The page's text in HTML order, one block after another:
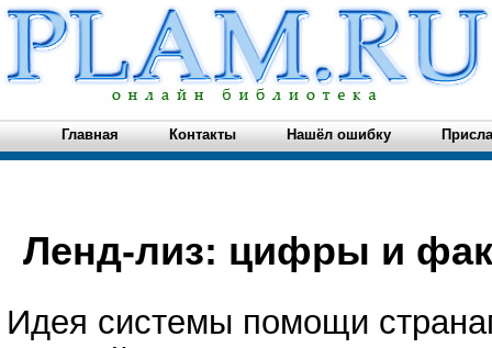
Главная Контакты Нашёл ошибку
Ленд-лиз: цифры и
Идея системы помощи